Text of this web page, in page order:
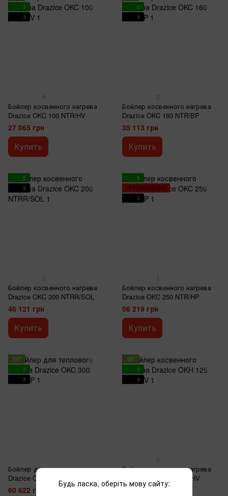
3
3
4
Бойлер косвенного нагрева
Drazice OKC 100 NTR/HV
27 065 грн
Купить
3
3
2
Бойлер косвенного нагрева
Drazice OKC 160 NTR/BP
35 113 грн
Купить
2
3
3
Бойлер косвенного нагрева
Drazice OKC 200 NTRR/SOL
46 121 грн
Купить
3
РЕКОМЕНДУЕМ
3
1
Бойлер косвенного нагрева
Drazice OKC 250 NTR/HP
56 219 грн
Купить
ХИТ
3
3
Бойлер для теплового насоса
Drazice OKC 300 NTR/HP
60 622 грн
ХИТ
3
3
3
Бойлер косвенного нагрева
Drazice OKH 125 NTR/HV
31 469 грн
Будь ласка, оберіть мову сайту: